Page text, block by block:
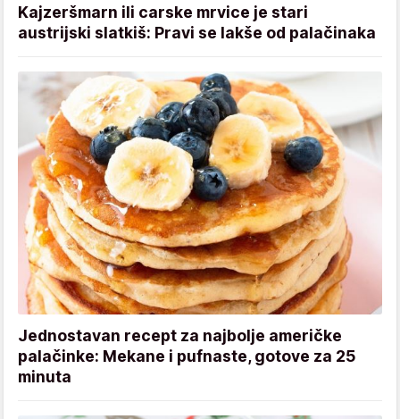
Kajzeršmarn ili carske mrvice je stari
austrijski slatkiš: Pravi se lakše od palačinaka
Jednostavan recept za najbolje američke
palačinke: Mekane i pufnaste, gotove za 25
minuta